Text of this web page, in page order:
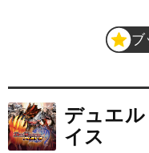
ブ
デュエ
イス